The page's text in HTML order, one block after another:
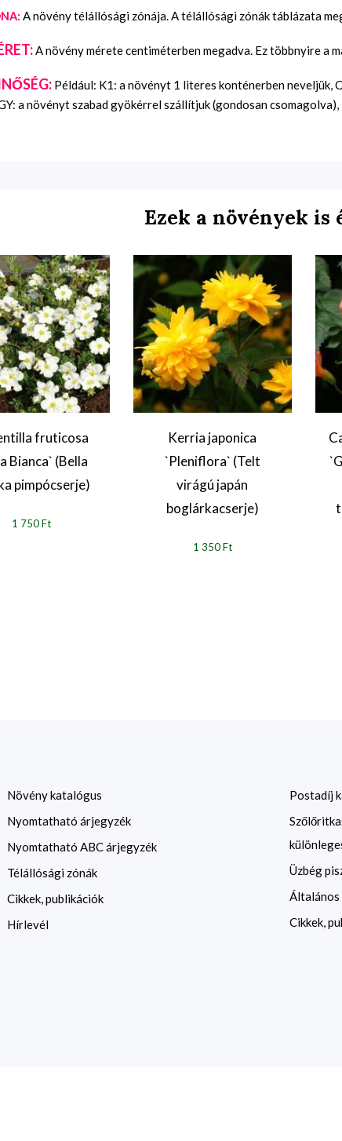
A növény télállósági zónája. A télállósági zónák táblázata
A növény mérete centiméterben megadva. Ez többnyire a
Például: K1: a növényt 1 literes konténerben neveljük,
a növényt szabad gyökérrel szállítjuk (gondosan
Ezek a növények
fruticosa
Bianca` (Bella
pimpócserje)
1 750 Ft
Kerria japonica
`Pleniflora` (Telt
virágú japán
boglárkacserje)
1 350 Ft
Növény katalógus
Nyomtatható árjegyzék
Nyomtatható ABC árjegyzék
Télállósági zónák
Cikkek, publikációk
Hírlevél
Postadíj
Üzbég
Általános
Cikkek,